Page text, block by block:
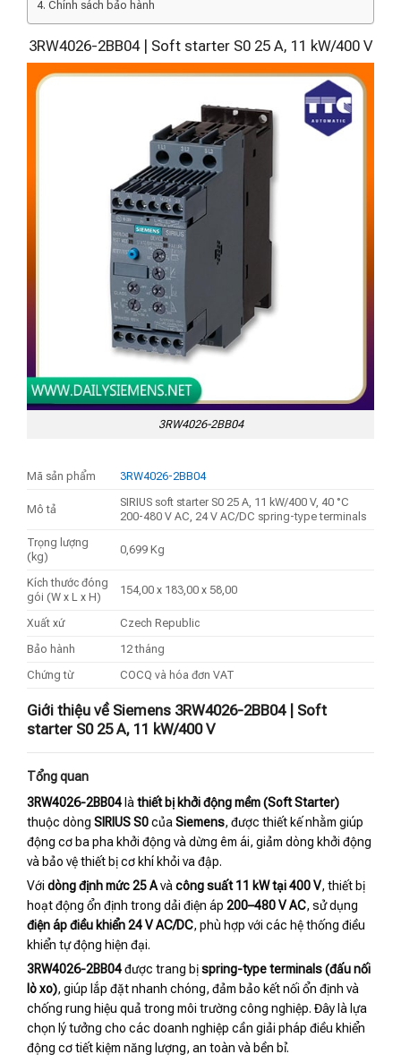
Chính sách bảo hành
3RW4026-2BB04 | Soft starter S0 25 A, 11 kW/400 V
3RW4026-2BB04
Mã sản phẩm 3RW4026-2BB04
Mô tả
SIRIUS soft starter S0 25 A, 11 kW/400 V, 40 °C
200-480 V AC, 24 V AC/DC spring-type terminals
Trọng lượng
(kg)
0,699 Kg
Kích thước đóng
gói (W x L x H)
154,00 x 183,00 x 58,00
Xuất xứ
Czech Republic
Bảo hành
12 tháng
Chứng từ
COCQ và hóa đơn VAT
Giới thiệu về Siemens 3RW4026-2BB04 | Soft
starter S0 25 A, 11 kW/400 V
Tổng quan
3RW4026-2BB04 làthiết bị khởi động mềm (Soft Starter)
thuộc dòng SIRIUS S0củaSiemens, được thiết kế nhằm giúp
động cơ ba pha khởi động và dừng êm ái, giảm dòng khởi động
và bảo vệ thiết bị cơ khí khỏi va đập.
Với dòng định mức 25 Avàcông suất 11 kW tại 400 V, thiết bị
hoạt động ổn định trong dải điện áp 200–480 V AC, sử dụng
điện áp điều khiển 24 V AC/DC, phù hợp với các hệ thống điều
khiển tự động hiện đại.
3RW4026-2BB04được trang bịspring-type terminals (đấu nối
lò xo), giúp lắp đặt nhanh chóng, đảm bảo kết nối ổn định và
chống rung hiệu quả trong môi trường công nghiệp. Đây là lựa
chọn lý tưởng cho các doanh nghiệp cần giải pháp điều khiển
động cơ tiết kiệm năng lượng, an toàn và bền bỉ.